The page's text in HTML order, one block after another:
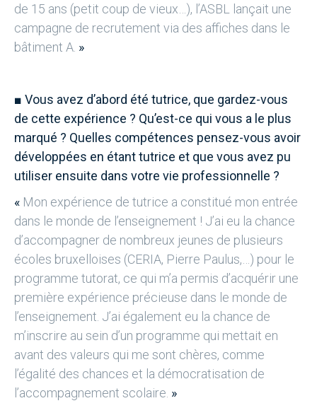
de 15 ans (petit coup de vieux…), l’ASBL lançait une
campagne de recrutement via des affiches dans le
bâtiment A. »
■ Vous avez d’abord été tutrice, que gardez-vous
de cette expérience ? Qu’est-ce qui vous a le plus
marqué ? Quelles compétences pensez-vous avoir
développées en étant tutrice et que vous avez pu
utiliser ensuite dans votre vie professionnelle ?
« Mon expérience de tutrice a constitué mon entrée
dans le monde de l’enseignement ! J’ai eu la chance
d’accompagner de nombreux jeunes de plusieurs
écoles bruxelloises (CERIA, Pierre Paulus,…) pour le
programme tutorat, ce qui m’a permis d’acquérir une
première expérience précieuse dans le monde de
l’enseignement. J’ai également eu la chance de
m’inscrire au sein d’un programme qui mettait en
avant des valeurs qui me sont chères, comme
l’égalité des chances et la démocratisation de
l’accompagnement scolaire. »